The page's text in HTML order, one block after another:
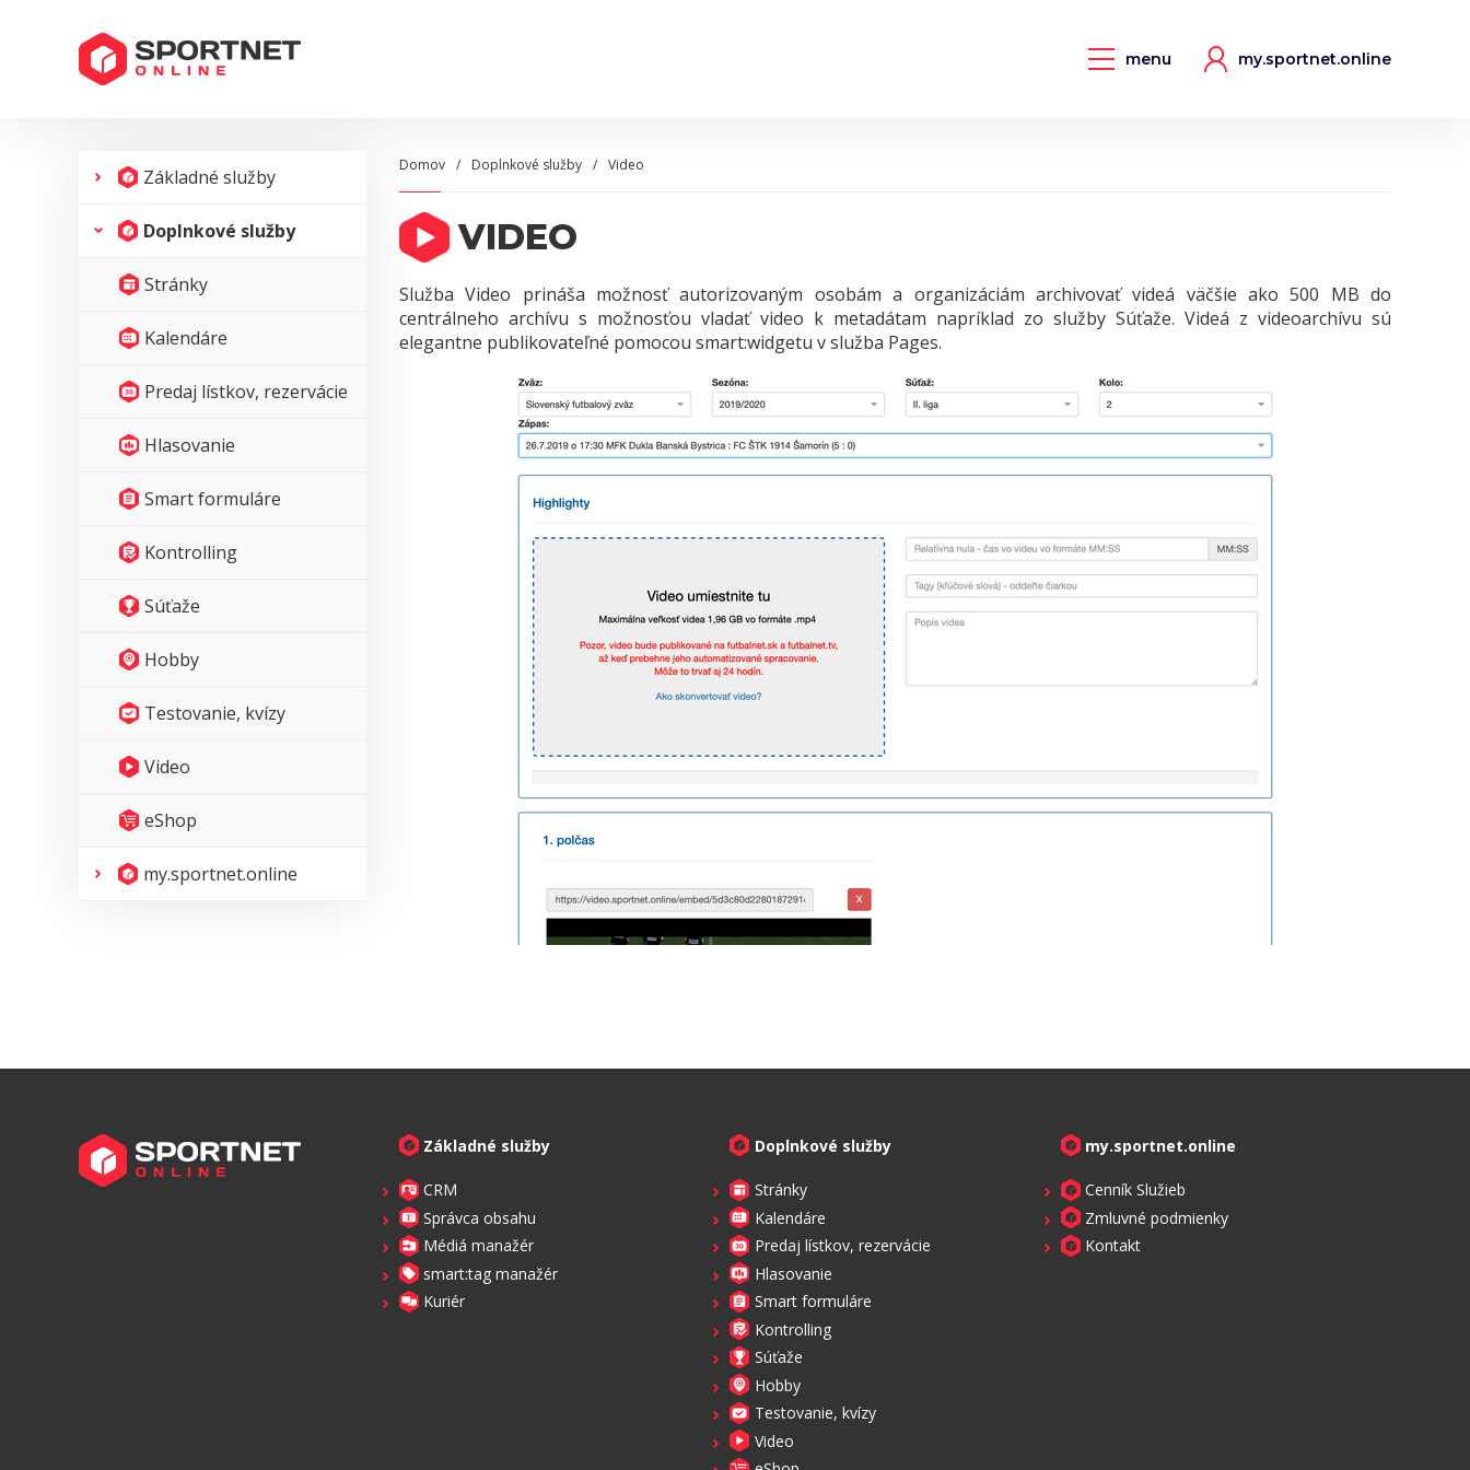
menu my.sportnet.online
Základné služby
Doplnkové služby
Stránky
Kalendáre
Predaj lístkov, rezervácie
Hlasovanie
Smart formuláre
Kontrolling
Súťaže
Hobby
Testovanie, kvízy
Video
eShop
my.sportnet.online
Domov Doplnkové služby Video
VIDEO
Služba Video prináša možnosť autorizovaným osobám a organizáciám archivovať videá väčšie ako 500 MB do
centrálneho archívu s možnosťou vladať video k metadátam napríklad zo služby Súťaže. Videá z videoarchívu sú
elegantne publikovateľné pomocou smart:widgetu v služba Pages.
Základné služby
CRM
Správca obsahu
Médiá manažér
smart:tag manažér
Kuriér
Doplnkové služby
Stránky
Kalendáre
Predaj lístkov, rezervácie
Hlasovanie
Smart formuláre
Kontrolling
Súťaže
Hobby
Testovanie, kvízy
Video
my.sportnet.online
Cenník Služieb
Zmluvné podmienky
Kontakt